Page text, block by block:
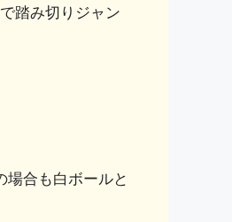
踏み切りジャン
場合も白ボールと